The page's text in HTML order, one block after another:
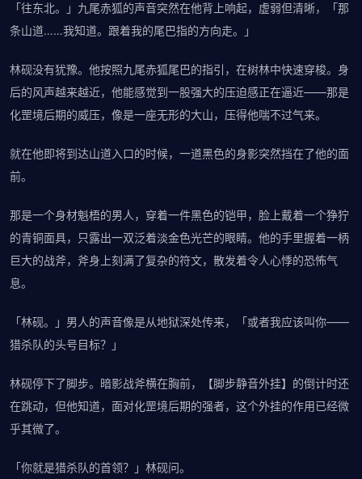
「往东北。」九尾赤狐的声音突然在他背上响起，虚弱但清晰，「那
条山道……我知道。跟着我的尾巴指的方向走。」
林砚没有犹豫。他按照九尾赤狐尾巴的指引，在树林中快速穿梭。身
后的风声越来越近，他能感觉到一股强大的压迫感正在逼近——那是
化罡境后期的威压，像是一座无形的大山，压得他喘不过气来。
就在他即将到达山道入口的时候，一道黑色的身影突然挡在了他的面
前。
那是一个身材魁梧的男人，穿着一件黑色的铠甲，脸上戴着一个狰狞
的青铜面具，只露出一双泛着淡金色光芒的眼睛。他的手里握着一柄
巨大的战斧，斧身上刻满了复杂的符文，散发着令人心悸的恐怖气
息。
「林砚。」男人的声音像是从地狱深处传来，「或者我应该叫你——
猎杀队的头号目标？」
林砚停下了脚步。暗影战斧横在胸前，【脚步静音外挂】的倒计时还
在跳动，但他知道，面对化罡境后期的强者，这个外挂的作用已经微
乎其微了。
「你就是猎杀队的首领？」林砚问。